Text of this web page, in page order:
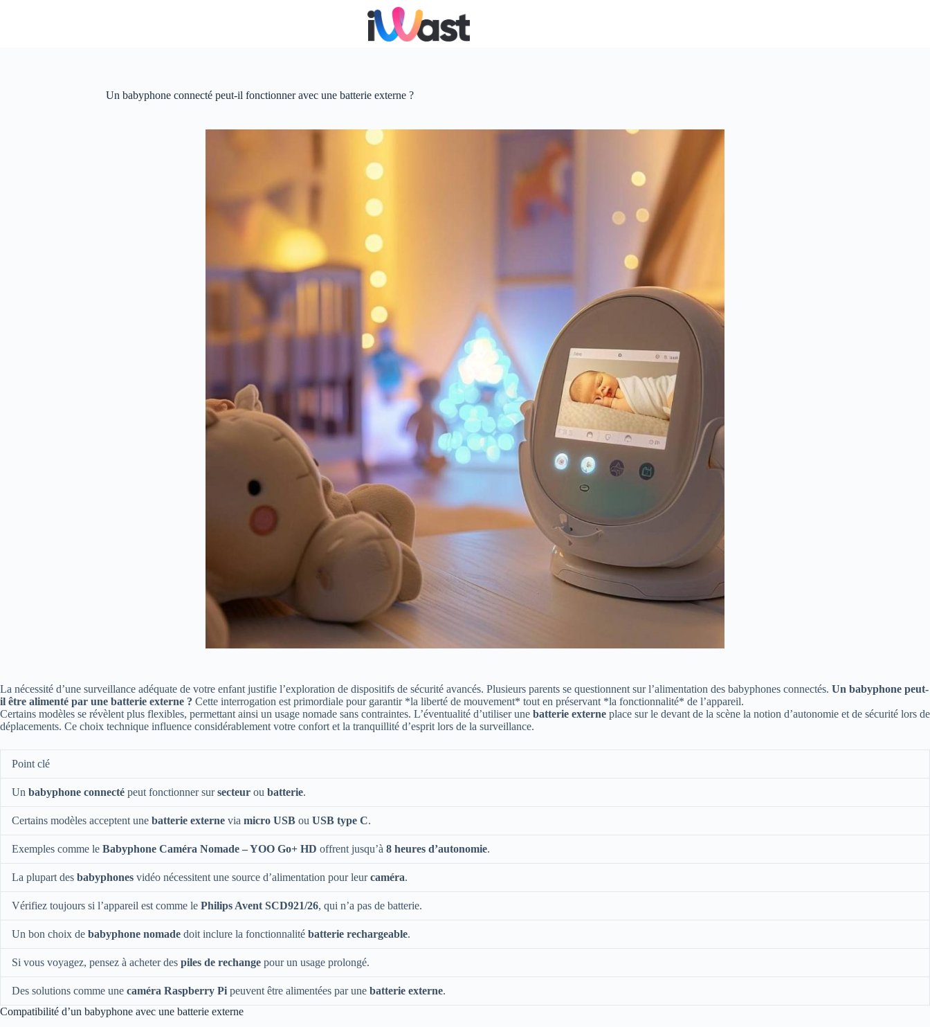
Un babyphone connecté peut-il fonctionner avec une batterie externe ?
La nécessité d’une surveillance adéquate de votre enfant justifie l’exploration de dispositifs de sécurité avancés. Plusieurs parents se questionnent sur l’alimentation des babyphones connectés. Un babyphone peut-
il être alimenté par une batterie externe ? Cette interrogation est primordiale pour garantir *la liberté de mouvement* tout en préservant *la fonctionnalité* de l’appareil.
Certains modèles se révèlent plus flexibles, permettant ainsi un usage nomade sans contraintes. L’éventualité d’utiliser une batterie externe place sur le devant de la scène la notion d’autonomie et de sécurité lors de
déplacements. Ce choix technique influence considérablement votre confort et la tranquillité d’esprit lors de la surveillance.
Point clé
Un babyphone connecté peut fonctionner sursecteur ou batterie.
Certains modèles acceptent une batterie externe via micro USB ou USB type C.
Exemples comme le Babyphone Caméra Nomade – YOO Go+ HD offrent jusqu’à 8 heures d’autonomie.
La plupart des babyphones vidéo nécessitent une source d’alimentation pour leurcaméra.
Vérifiez toujours si l’appareil est comme le Philips Avent SCD921/26, qui n’a pas de batterie.
Un bon choix de babyphone nomade doit inclure la fonctionnalité batterie rechargeable.
Si vous voyagez, pensez à acheter des piles de rechange pour un usage prolongé.
Des solutions comme une caméra Raspberry Pi peuvent être alimentées par une batterie externe.
Compatibilité d’un babyphone avec une batterie externe